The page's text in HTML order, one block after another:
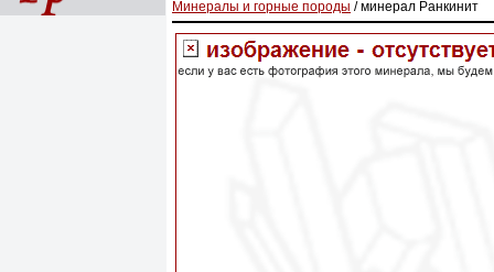
Минералы и горные породы / минерал Ранкинит